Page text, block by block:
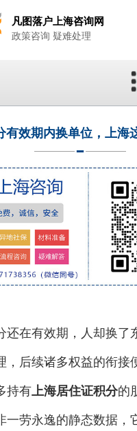
凡图落户上海咨询网
政策咨询 疑难处理
有效期内换单位，上海
在有效期，人却换了
，后续诸多权益的衔接
有上海居住证积分的
一劳永逸的静态数据，